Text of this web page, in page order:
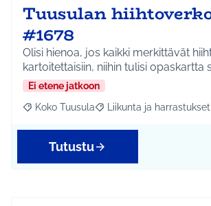
Tuusulan
#1678
Olisi hienoa, jos kaikki merkittävät
kartoitettaisiin, niihin tulisi opaskartta
Ei etene jatkoon
Rajaa tulokset aihepiirin mukaan: Koko
Koko Tuusula Rajaa tulokset teeman
Liikunta ja harrastukset
Tutustu